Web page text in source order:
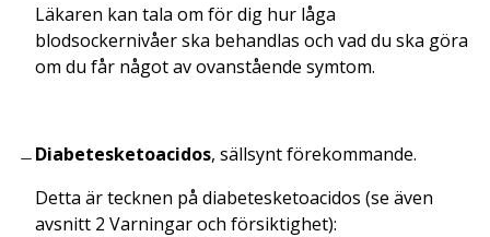
Läkaren kan tala om för dig hur låga
blodsockernivåer ska behandlas och vad du ska göra
om du får något av ovanstående symtom.
Diabetesketoacidos, sällsynt förekommande.
Detta är tecknen på diabetesketoacidos (se även
avsnitt 2 Varningar och försiktighet):